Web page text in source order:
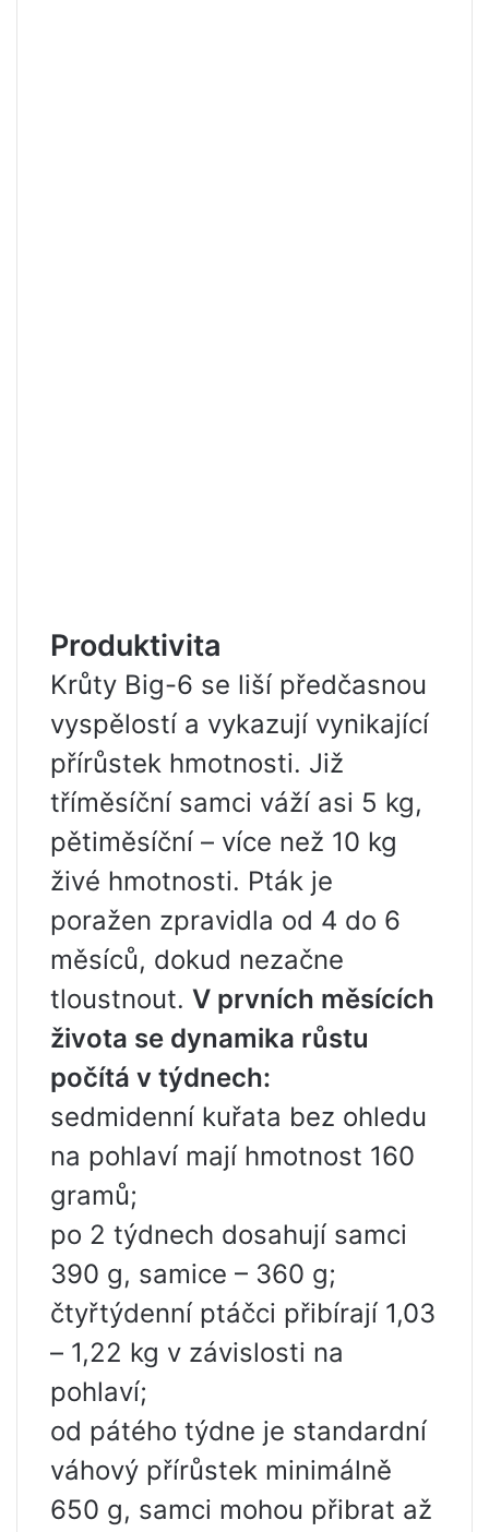
Produktivita
Krůty Big-6 se liší předčasnou
vyspělostí a vykazují vynikající
přírůstek hmotnosti. Již
tříměsíční samci váží asi 5 kg,
pětiměsíční – více než 10 kg
živé hmotnosti. Pták je
poražen zpravidla od 4 do 6
měsíců, dokud nezačne
tloustnout. V prvních měsících
života se dynamika růstu
počítá v týdnech:
sedmidenní kuřata bez ohledu
na pohlaví mají hmotnost 160
gramů;
po 2 týdnech dosahují samci
390 g, samice – 360 g;
čtyřtýdenní ptáčci přibírají 1,03
– 1,22 kg v závislosti na
pohlaví;
od pátého týdne je standardní
váhový přírůstek minimálně
650 g, samci mohou přibrat až